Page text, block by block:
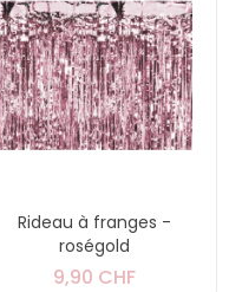
Rideau à franges -
roségold
9,90 CHF